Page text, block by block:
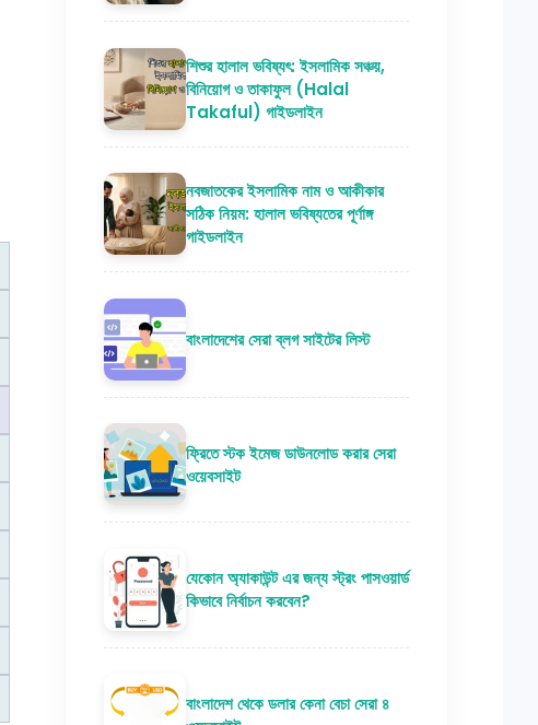
শিশুর হালাল ভবিষ্যৎ: ইসলামিক সঞ্চয়,
বিনিয়োগ ও তাকাফুল (Halal
Takaful) গাইডলাইন
নবজাতকের ইসলামিক নাম ও আকীকার
সঠিক নিয়ম: হালাল ভবিষ্যতের পূর্ণাঙ্গ
গাইডলাইন
বাংলাদেশের সেরা ব্লগ সাইটের লিস্ট
ফ্রিতে স্টক ইমেজ ডাউনলোড করার সেরা
ওয়েবসাইট
যেকোন অ্যাকাউন্ট এর জন্য স্ট্রং পাসওয়ার্ড
কিভাবে নির্বাচন করবেন?
বাংলাদেশ থেকে ডলার কেনা বেচা সেরা ৪